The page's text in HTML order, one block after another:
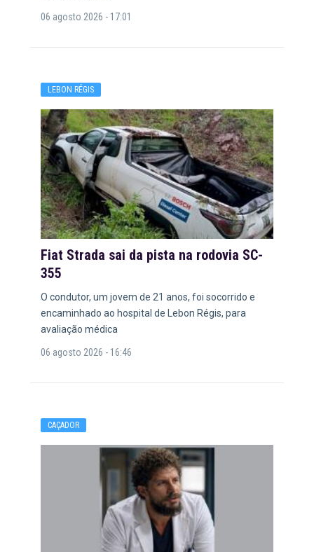
06 agosto 2026 - 17:01
LEBON RÉGIS
Fiat Strada sai da pista na rodovia SC-
355
O condutor, um jovem de 21 anos, foi socorrido e
encaminhado ao hospital de Lebon Régis, para
avaliação médica
06 agosto 2026 - 16:46
CAÇADOR